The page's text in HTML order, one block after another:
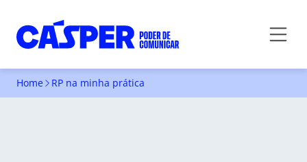
Home RP na minha prática